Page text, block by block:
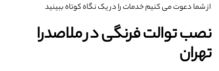
از شما دعوت می کنیم خدمات را در یک نگاه کوتاه ببینید
نصب توالت فرنگی در ملاصدرا
تهران